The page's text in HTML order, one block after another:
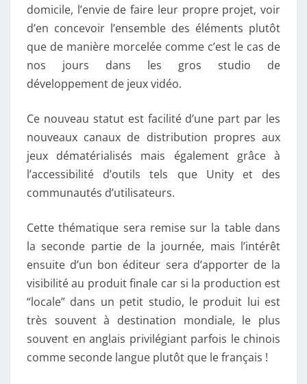
domicile, l’envie de faire leur propre projet, voir
d’en concevoir l’ensemble des éléments plutôt
que de manière morcelée comme c’est le cas de
nos jours dans les gros studio de
développement de jeux vidéo.
Ce nouveau statut est facilité d’une part par les
nouveaux canaux de distribution propres aux
jeux dématérialisés mais également grâce à
l’accessibilité d’outils tels que Unity et des
communautés d’utilisateurs.
Cette thématique sera remise sur la table dans
la seconde partie de la journée, mais l’intérêt
ensuite d’un bon éditeur sera d’apporter de la
visibilité au produit finale car si la production est
“locale” dans un petit studio, le produit lui est
très souvent à destination mondiale, le plus
souvent en anglais privilégiant parfois le chinois
comme seconde langue plutôt que le français !